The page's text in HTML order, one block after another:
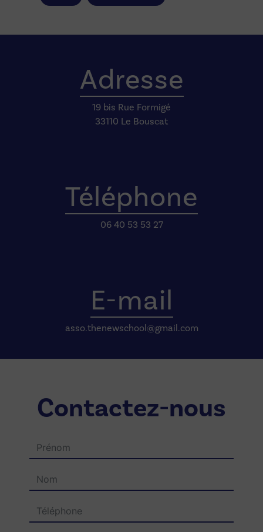
Adresse
19 bis Rue Formigé
33110 Le Bouscat
Téléphone
06 40 53 53 27
E-mail
asso.thenewschool@gmail.com
Contactez-nous